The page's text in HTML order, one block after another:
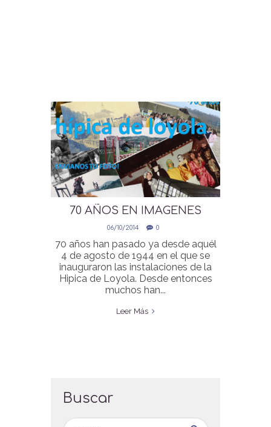
70 AÑOS EN IMAGENES
06/10/2014 0
70 años han pasado ya desde aquél
4 de agosto de 1944 en el que se
inauguraron las instalaciones de la
Hipica de Loyola. Desde entonces
muchos han...
Leer Más
Buscar